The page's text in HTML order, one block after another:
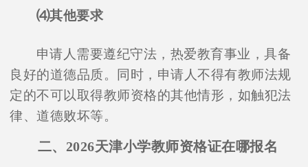
⑷其他要求
申请人需要遵纪守法，热爱教育事业，具备
良好的道德品质。同时，申请人不得有教师法规
定的不可以取得教师资格的其他情形，如触犯法
律、道德败坏等。
二、2026天津小学教师资格证在哪报名